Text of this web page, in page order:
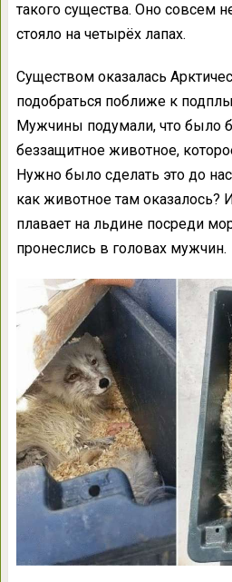
такого существа. Оно совсем
стояло на четырёх лапах.
Существом оказалась
подобраться поближе к
Мужчины подумали, что было
беззащитное животное,
Нужно было сделать это до
как животное там оказалось?
плавает на льдине посреди
пронеслись в головах мужчин.